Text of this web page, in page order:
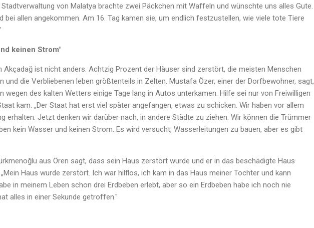
von Malatya brachte zwei Päckchen mit Waffeln und wünschte uns alles Gute.
bei allen angekommen. Am 16. Tag kamen sie, um endlich festzustellen, wie viele tote Tiere
keinen Strom"
Akçadağ ist nicht anders. Achtzig Prozent der Häuser sind zerstört, die meisten Menschen
und die Verbliebenen leben größtenteils in Zelten. Mustafa Özer, einer der Dorfbewohner, sagt,
wegen des kalten Wetters einige Tage lang in Autos unterkamen. Hilfe sei nur von Freiwilligen
kam: „Der Staat hat erst viel später angefangen, etwas zu schicken. Wir haben vor allem
erhalten. Jetzt denken wir darüber nach, in andere Städte zu ziehen. Wir können die Trümmer
kein Wasser und keinen Strom. Es wird versucht, Wasserleitungen zu bauen, aber es gibt
aus Ören sagt, dass sein Haus zerstört wurde und er in das beschädigte Haus
Haus wurde zerstört. Ich war hilflos, ich kam in das Haus meiner Tochter und kann
in meinem Leben schon drei Erdbeben erlebt, aber so ein Erdbeben habe ich noch nie
alles in einer Sekunde getroffen."